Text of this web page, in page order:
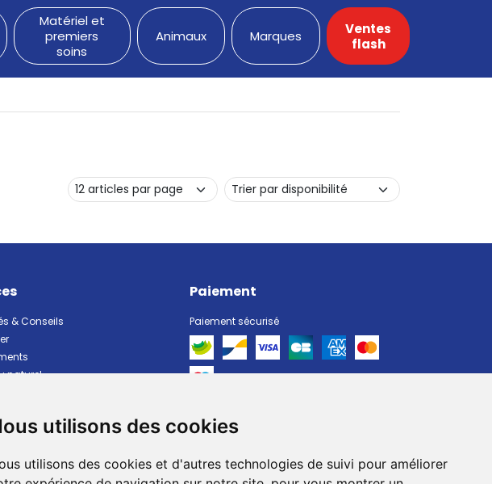
utilisons des cookies
utilisons des cookies et d'autres technologies de suivi pour améliorer
Matériel et
premiers
soins
Animaux Marques
Ventes
flash
& Conseils
naturel
maman
Paiement
Paiement sécurisé
Livraison
Livraison dans un Point Relais